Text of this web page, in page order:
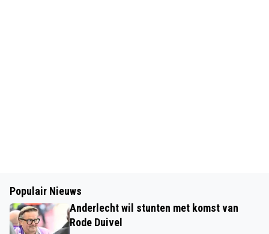
Populair Nieuws
Anderlecht wil stunten met komst van
Rode Duivel